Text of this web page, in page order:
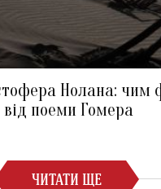
Нолана: чим
від поеми Гомера
ЧИТАТИ ЩЕ